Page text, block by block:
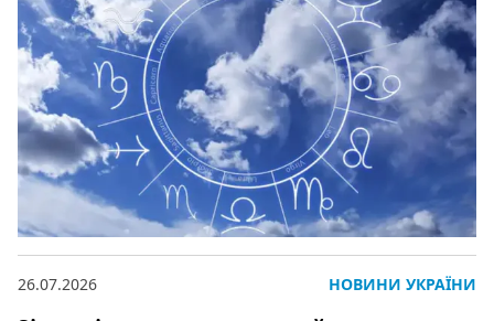
26.07.2026 НОВИНИ УКРАЇНИ